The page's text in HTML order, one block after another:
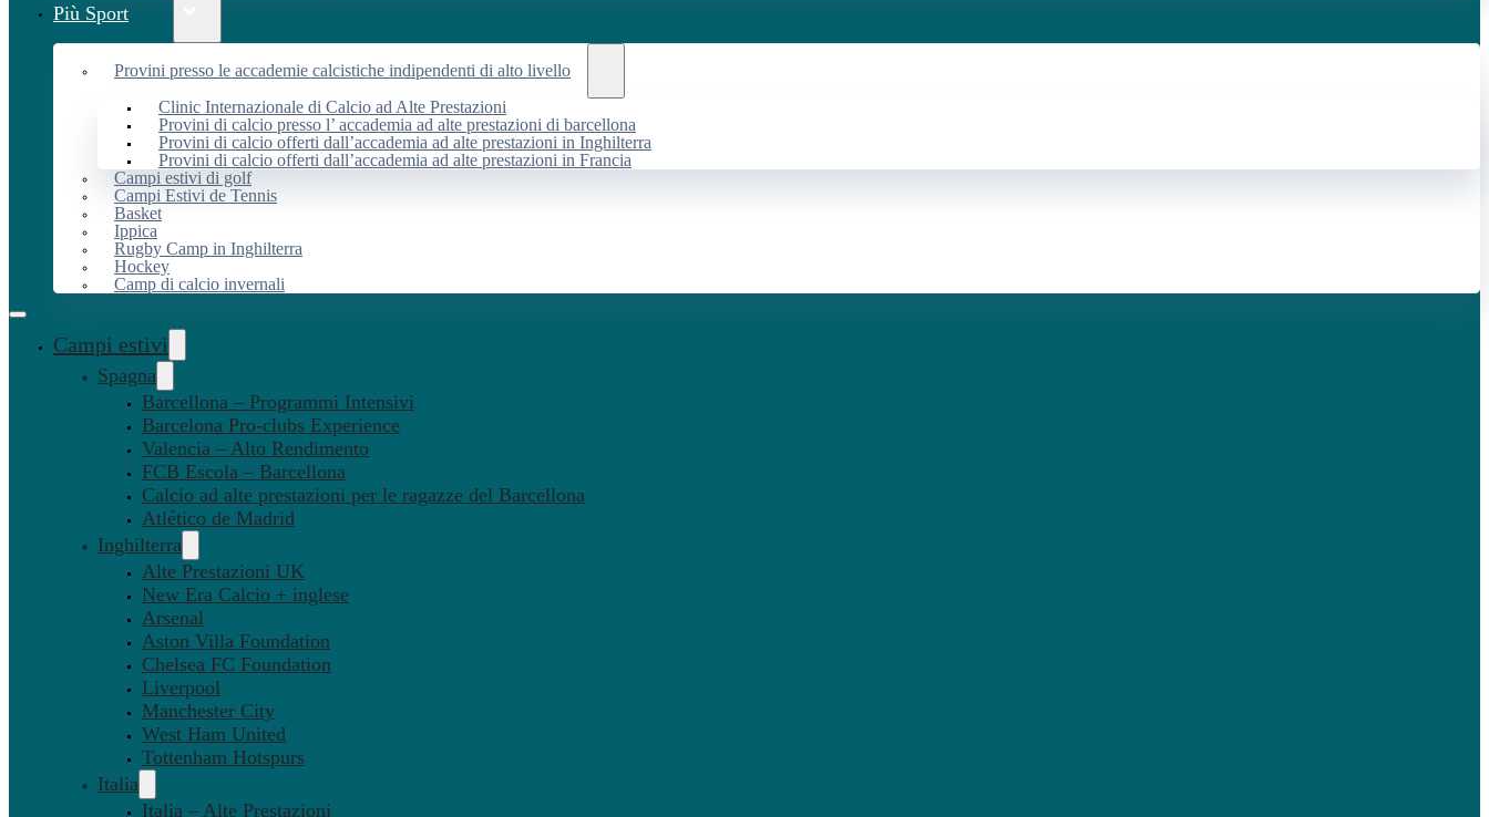
Più Sport
Provini presso le accademie calcistiche indipendenti di alto livello
Clinic Internazionale di Calcio ad Alte Prestazioni
Provini di calcio presso l’ accademia ad alte prestazioni di barcellona
Provini di calcio offerti dall’accademia ad alte prestazioni in Inghilterra
Provini di calcio offerti dall’accademia ad alte prestazioni in Francia
Campi estivi di golf
Campi Estivi de Tennis
Basket
Ippica
Rugby Camp in Inghilterra
Hockey
Camp di calcio invernali
Campi estivi
Spagna
Barcellona – Programmi Intensivi
Barcelona Pro-clubs Experience
Valencia – Alto Rendimento
FCB Escola – Barcellona
Calcio ad alte prestazioni per le ragazze del Barcellona
Atlético de Madrid
Inghilterra
Alte Prestazioni UK
New Era Calcio + inglese
Arsenal
Aston Villa Foundation
Chelsea FC Foundation
Liverpool
Manchester City
West Ham United
Tottenham Hotspurs
Italia
Italia – Alte Prestazioni